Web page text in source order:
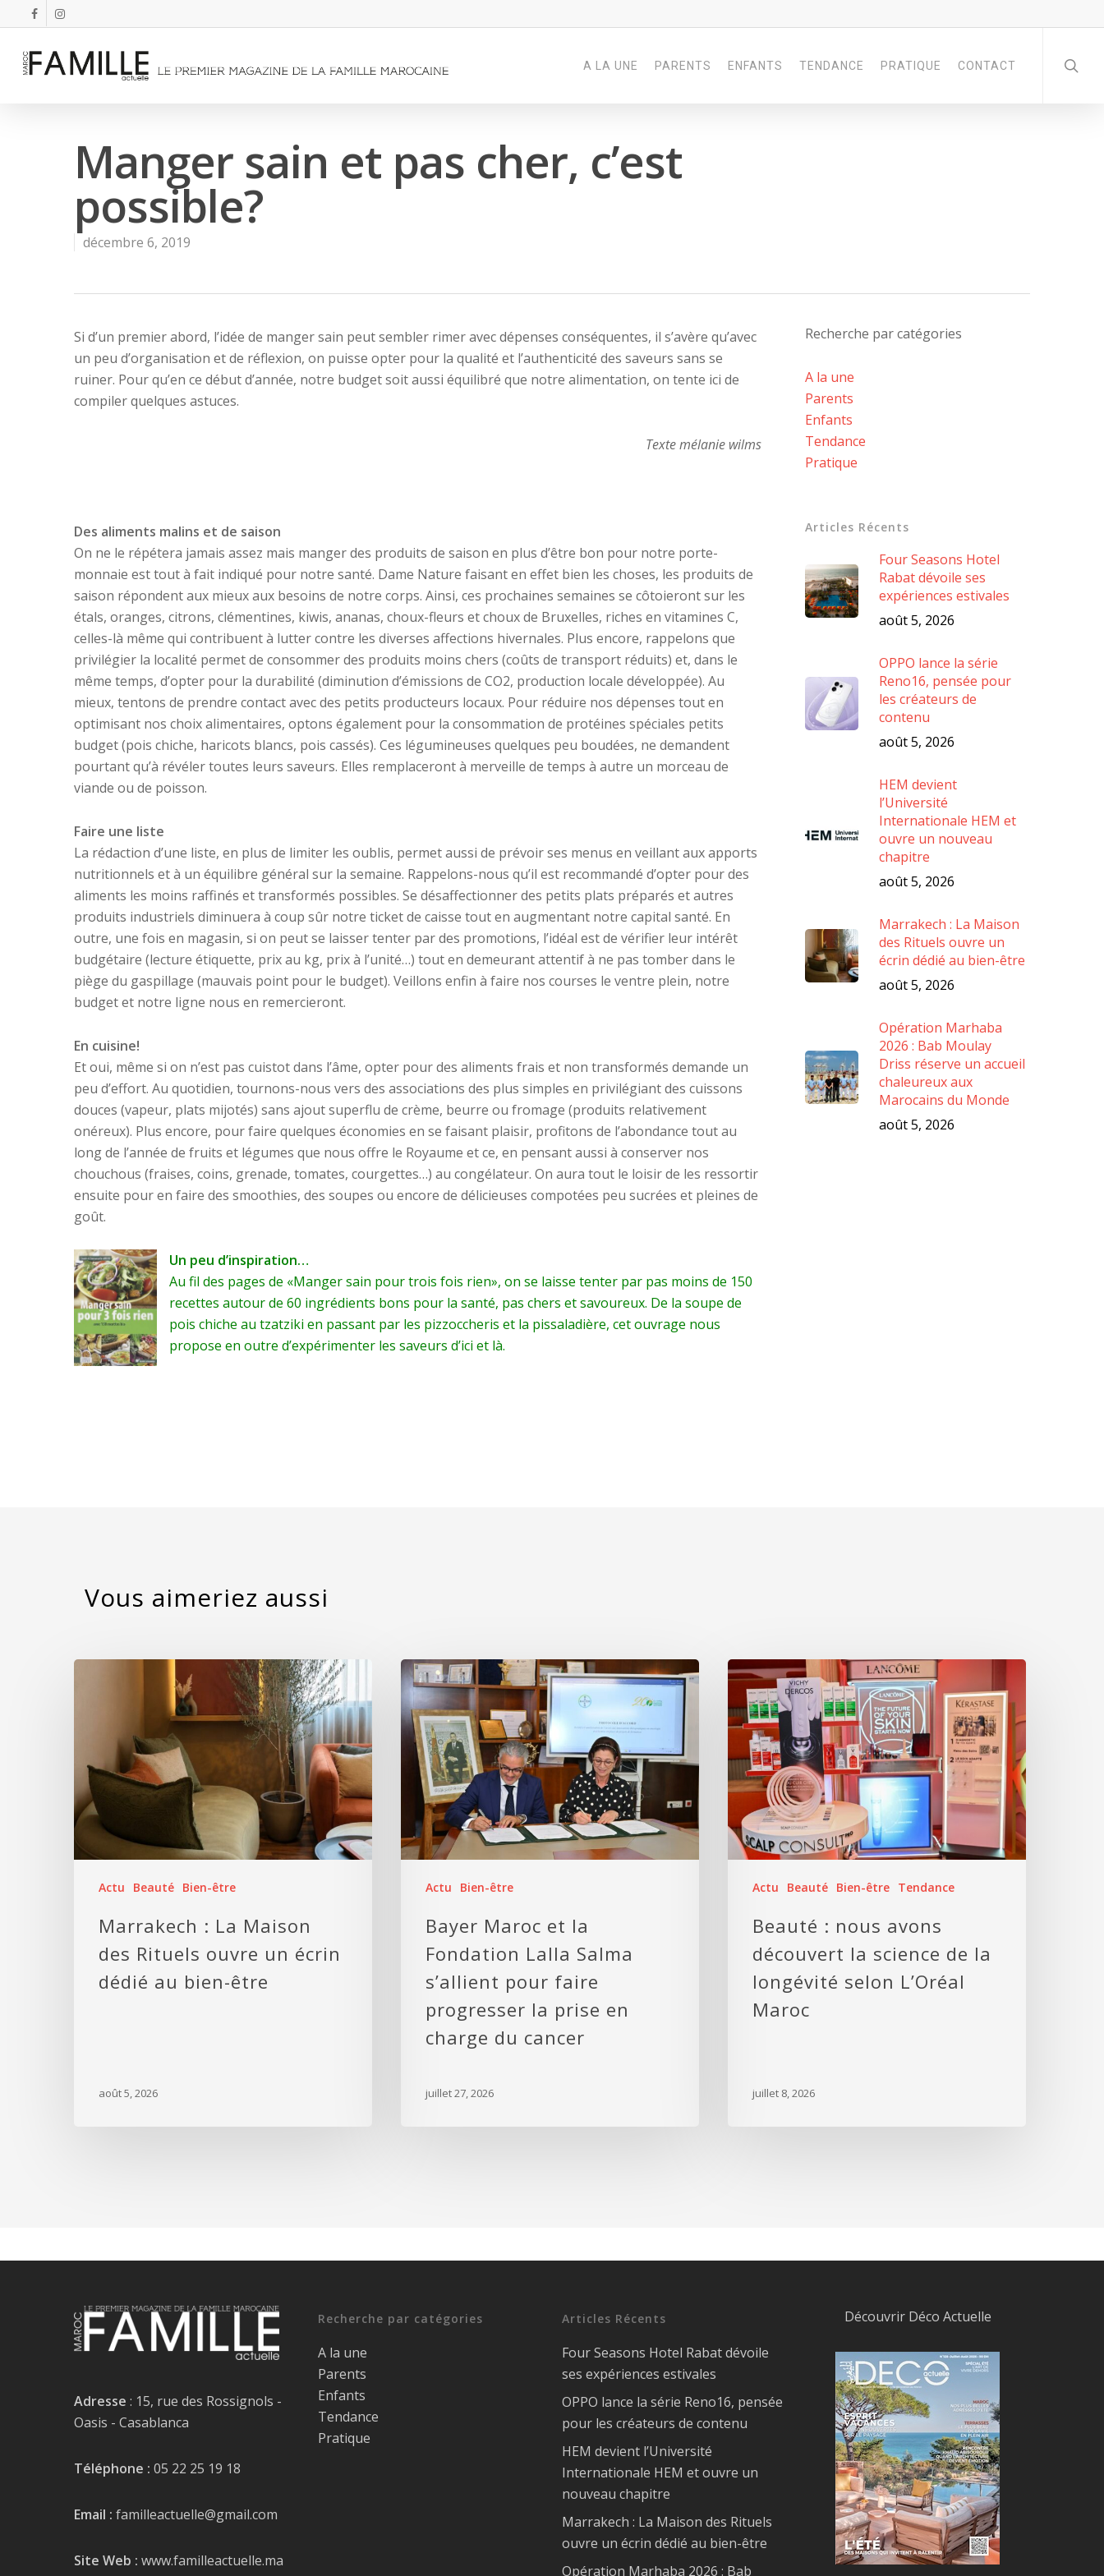
A LA UNE PARENTS ENFANTS TENDANCE PRATIQUE CONTACT
Manger sain et pas cher, c’est
possible?
décembre 6, 2019
Si d’un premier abord, l’idée de manger sain peut sembler rimer avec dépenses conséquentes, il s’avère qu’avec
un peu d’organisation et de réflexion, on puisse opter pour la qualité et l’authenticité des saveurs sans se
ruiner. Pour qu’en ce début d’année, notre budget soit aussi équilibré que notre alimentation, on tente ici de
compiler quelques astuces.
Texte mélanie wilms
Des aliments malins et de saison
On ne le répétera jamais assez mais manger des produits de saison en plus d’être bon pour notre porte-
monnaie est tout à fait indiqué pour notre santé. Dame Nature faisant en effet bien les choses, les produits de
saison répondent aux mieux aux besoins de notre corps. Ainsi, ces prochaines semaines se côtoieront sur les
étals, oranges, citrons, clémentines, kiwis, ananas, choux-fleurs et choux de Bruxelles, riches en vitamines C,
celles-là même qui contribuent à lutter contre les diverses affections hivernales. Plus encore, rappelons que
privilégier la localité permet de consommer des produits moins chers (coûts de transport réduits) et, dans le
même temps, d’opter pour la durabilité (diminution d’émissions de CO2, production locale développée). Au
mieux, tentons de prendre contact avec des petits producteurs locaux. Pour réduire nos dépenses tout en
optimisant nos choix alimentaires, optons également pour la consommation de protéines spéciales petits
budget (pois chiche, haricots blancs, pois cassés). Ces légumineuses quelques peu boudées, ne demandent
pourtant qu’à révéler toutes leurs saveurs. Elles remplaceront à merveille de temps à autre un morceau de
viande ou de poisson.
Faire une liste
La rédaction d’une liste, en plus de limiter les oublis, permet aussi de prévoir ses menus en veillant aux apports
nutritionnels et à un équilibre général sur la semaine. Rappelons-nous qu’il est recommandé d’opter pour des
aliments les moins raffinés et transformés possibles. Se désaffectionner des petits plats préparés et autres
produits industriels diminuera à coup sûr notre ticket de caisse tout en augmentant notre capital santé. En
outre, une fois en magasin, si on peut se laisser tenter par des promotions, l’idéal est de vérifier leur intérêt
budgétaire (lecture étiquette, prix au kg, prix à l’unité…) tout en demeurant attentif à ne pas tomber dans le
piège du gaspillage (mauvais point pour le budget). Veillons enfin à faire nos courses le ventre plein, notre
budget et notre ligne nous en remercieront.
En cuisine!
Et oui, même si on n’est pas cuistot dans l’âme, opter pour des aliments frais et non transformés demande un
peu d’effort. Au quotidien, tournons-nous vers des associations des plus simples en privilégiant des cuissons
douces (vapeur, plats mijotés) sans ajout superflu de crème, beurre ou fromage (produits relativement
onéreux). Plus encore, pour faire quelques économies en se faisant plaisir, profitons de l’abondance tout au
long de l’année de fruits et légumes que nous offre le Royaume et ce, en pensant aussi à conserver nos
chouchous (fraises, coins, grenade, tomates, courgettes…) au congélateur. On aura tout le loisir de les ressortir
ensuite pour en faire des smoothies, des soupes ou encore de délicieuses compotées peu sucrées et pleines de
goût.
Un peu d’inspiration…
Au fil des pages de «Manger sain pour trois fois rien», on se laisse tenter par pas moins de 150
recettes autour de 60 ingrédients bons pour la santé, pas chers et savoureux. De la soupe de
pois chiche au tzatziki en passant par les pizzoccheris et la pissaladière, cet ouvrage nous
propose en outre d’expérimenter les saveurs d’ici et là.
Recherche par catégories
A la une
Parents
Enfants
Tendance
Pratique
Articles Récents
Four Seasons Hotel
Rabat dévoile ses
expériences estivales
août 5, 2026
OPPO lance la série
Reno16, pensée pour
les créateurs de
contenu
août 5, 2026
HEM devient
l’Université
Internationale HEM et
ouvre un nouveau
chapitre
août 5, 2026
Marrakech : La Maison
des Rituels ouvre un
écrin dédié au bien-être
août 5, 2026
Opération Marhaba
2026 : Bab Moulay
Driss réserve un accueil
chaleureux aux
Marocains du Monde
août 5, 2026
Actu Beauté Bien-être
Marrakech : La Maison
des Rituels ouvre un écrin
dédié au bien-être
août 5, 2026
Actu Bien-être
Bayer Maroc et la
Fondation Lalla Salma
s’allient pour faire
progresser la prise en
charge du cancer
juillet 27, 2026
Actu Beauté Bien-être Tendance
Beauté : nous avons
découvert la science de la
longévité selon L’Oréal
Maroc
juillet 8, 2026
Adresse : 15, rue des Rossignols -
Oasis - Casablanca
Téléphone : 05 22 25 19 18
Email : familleactuelle@gmail.com
Site Web : www.familleactuelle.ma
Recherche par catégories
A la une
Parents
Enfants
Tendance
Pratique
Articles Récents
Four Seasons Hotel Rabat dévoile
ses expériences estivales
OPPO lance la série Reno16, pensée
pour les créateurs de contenu
HEM devient l’Université
Internationale HEM et ouvre un
nouveau chapitre
Marrakech : La Maison des Rituels
ouvre un écrin dédié au bien-être
Opération Marhaba 2026 : Bab
Découvrir Déco Actuelle